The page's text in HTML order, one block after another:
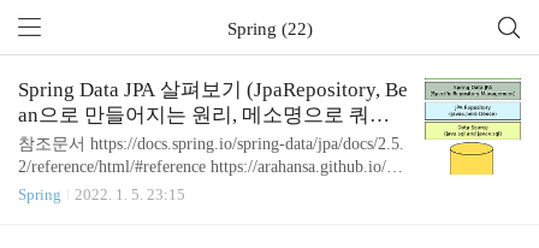
Spring (22)
Spring Data JPA 살펴보기 (JpaRepository, Be
an으로 만들어지는 원리, 메소명으로 쿼리
만들기)
참조문서 https://docs.spring.io/spring-data/jpa/docs/2.5.
2/reference/html/#reference https://arahansa.github.io/do
cs_spring/jpa.html 1. 개요 Repository 추상화를 통해 in
Spring 2022. 1. 5. 23:15